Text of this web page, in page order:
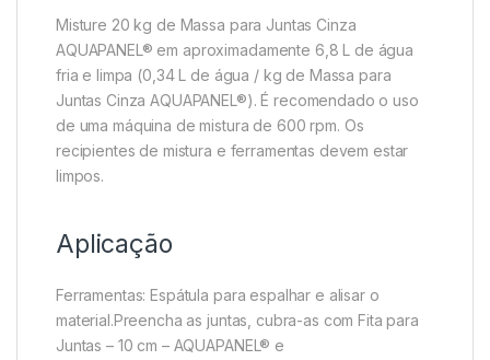
Misture 20 kg de Massa para Juntas Cinza
AQUAPANEL® em aproximadamente 6,8 L de água
fria e limpa (0,34 L de água / kg de Massa para
Juntas Cinza AQUAPANEL®). É recomendado o uso
de uma máquina de mistura de 600 rpm. Os
recipientes de mistura e ferramentas devem estar
limpos.
Aplicação
Ferramentas: Espátula para espalhar e alisar o
material.Preencha as juntas, cubra-as com Fita para
Juntas – 10 cm – AQUAPANEL® e